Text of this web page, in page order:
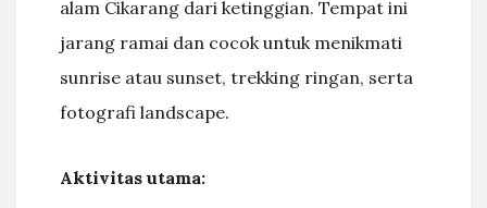
alam Cikarang dari ketinggian. Tempat ini
jarang ramai dan cocok untuk menikmati
sunrise atau sunset, trekking ringan, serta
fotografi landscape.
Aktivitas utama: